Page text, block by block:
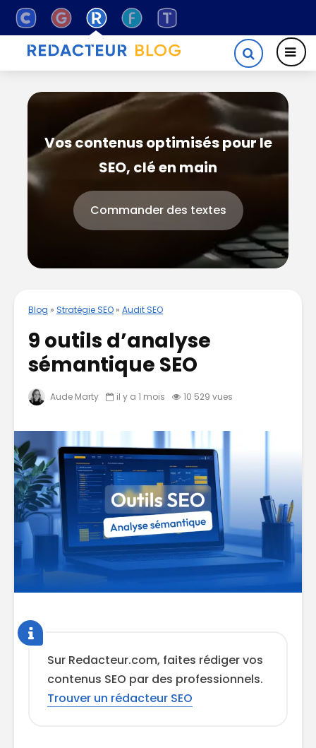
Vos contenus optimisés pour le
SEO, clé en main
Commander des textes
Blog » Stratégie SEO » Audit SEO
9 outils d’analyse
sémantique SEO
Aude Marty il y a 1 mois 10 529 vues
Sur Redacteur.com, faites rédiger vos
contenus SEO par des professionnels.
Trouver un rédacteur SEO